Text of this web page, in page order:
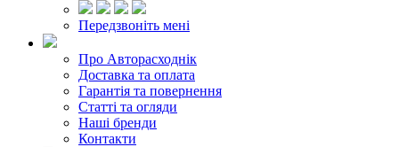
Передзвоніть мені
Про Авторасходнік
Доставка та оплата
Гарантія та повернення
Статті та огляди
Наші бренди
Контакти